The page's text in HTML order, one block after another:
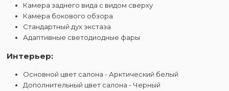
Камера заднего вида с видом сверху
Камера бокового обзора
Стандартный дух экстаза
Адаптивные светодиодные фары
Интерьер:
Основной цвет салона - Арктический белый
Дополнительный цвет салона - Черный